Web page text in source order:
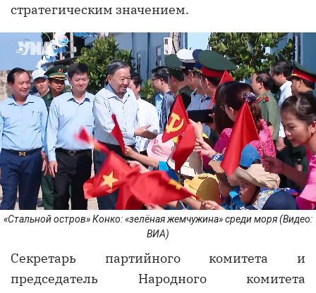
стратегическим значением.
«Стальной остров» Конко: «зелёная жемчужина» среди моря (Видео:
ВИА)
Секретарь партийного комитета и
председатель Народного комитета